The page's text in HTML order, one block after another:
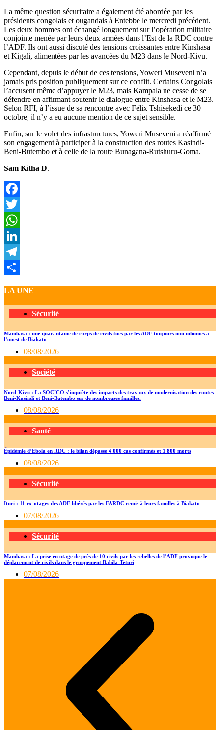
La même question sécuritaire a également été abordée par les
présidents congolais et ougandais à Entebbe le mercredi précédent.
Les deux hommes ont échangé longuement sur l’opération militaire
conjointe menée par leurs deux armées dans l’Est de la RDC contre
l’ADF. Ils ont aussi discuté des tensions croissantes entre Kinshasa
et Kigali, alimentées par les avancées du M23 dans le Nord-Kivu.
Cependant, depuis le début de ces tensions, Yoweri Museveni n’a
jamais pris position publiquement sur ce conflit. Certains Congolais
l’accusent même d’appuyer le M23, mais Kampala ne cesse de se
défendre en affirmant soutenir le dialogue entre Kinshasa et le M23.
Selon RFI, à l’issue de sa rencontre avec Félix Tshisekedi ce 30
octobre, il n’y a eu aucune mention de ce sujet sensible.
Enfin, sur le volet des infrastructures, Yoweri Museveni a réaffirmé
son engagement à participer à la construction des routes Kasindi-
Beni-Butembo et à celle de la route Bunagana-Rutshuru-Goma.
Sam Kitha D.
Facebook
Twitter
WhatsApp
LinkedIn
Telegram
LA UNE
Sécurité
Mambasa : une quarantaine de corps de civils tués par les ADF toujours non inhumés à
l’ouest de Biakato
08/08/2026
Société
Nord-Kivu : La SOCICO s’inquiète des impacts des travaux de modernisation des routes
Beni-Kasindi et Beni-Butembo sur de nombreuses familles.
08/08/2026
Santé
Épidémie d’Ebola en RDC : le bilan dépasse 4 000 cas confirmés et 1 800 morts
08/08/2026
Sécurité
Ituri : 11 ex-otages des ADF libérés par les FARDC remis à leurs familles à Biakato
07/08/2026
Sécurité
Mambasa : La prise en otage de près de 10 civils par les rebelles de l’ADF provoque le
déplacement de civils dans le groupement Babila-Teturi
07/08/2026